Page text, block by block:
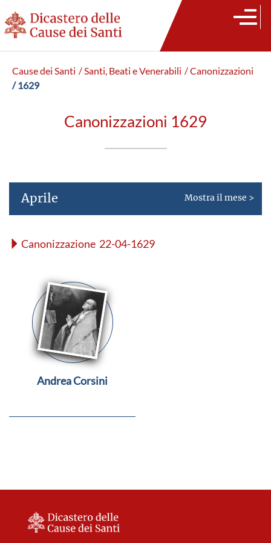
Cause dei Santi / Santi, Beati e Venerabili / Canonizzazioni
/ 1629
Canonizzazioni 1629
Aprile Mostra il mese >
Canonizzazione 22-04-1629
Andrea Corsini